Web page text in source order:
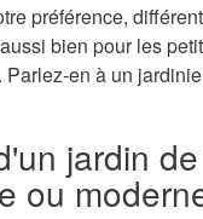
préférence,
bien pour les
en à un
jardin
ou